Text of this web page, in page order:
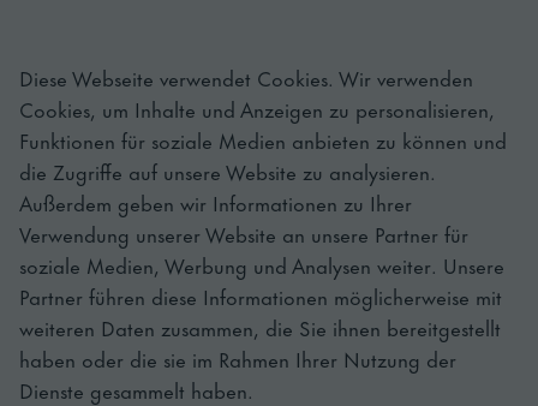
Diese Webseite verwendet Cookies. Wir verwenden
Cookies, um Inhalte und Anzeigen zu personalisieren,
Funktionen für soziale Medien anbieten zu können und
die Zugriffe auf unsere Website zu analysieren.
Außerdem geben wir Informationen zu Ihrer
Verwendung unserer Website an unsere Partner für
soziale Medien, Werbung und Analysen weiter. Unsere
Partner führen diese Informationen möglicherweise mit
weiteren Daten zusammen, die Sie ihnen bereitgestellt
haben oder die sie im Rahmen Ihrer Nutzung der
Dienste gesammelt haben.